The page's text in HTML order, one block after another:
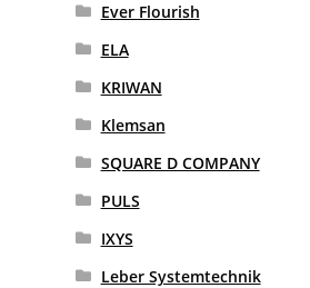
Ever Flourish
ELA
KRIWAN
Klemsan
SQUARE D COMPANY
PULS
IXYS
Leber Systemtechnik